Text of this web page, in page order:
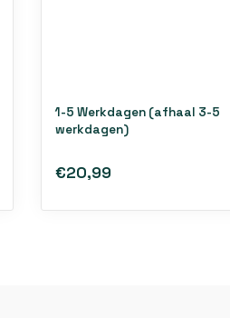
1-5 Werkdagen (afhaal 3-5
werkdagen)
€20,99